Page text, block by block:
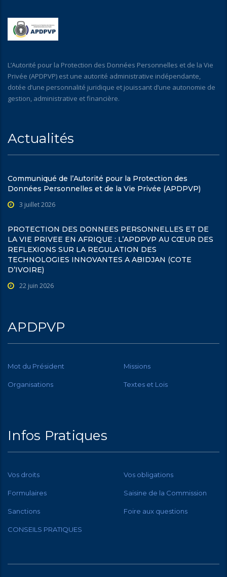
L’Autorité pour la Protection des Données Personnelles et de la Vie
Privée (APDPVP) est une autorité administrative indépendante,
dotée d’une personnalité juridique et jouissant d’une autonomie de
gestion, administrative et financière.
Actualités
Communiqué de l’Autorité pour la Protection des
Données Personnelles et de la Vie Privée (APDPVP)
3 juillet 2026
PROTECTION DES DONNEES PERSONNELLES ET DE
LA VIE PRIVEE EN AFRIQUE : L’APDPVP AU CŒUR DES
REFLEXIONS SUR LA REGULATION DES
TECHNOLOGIES INNOVANTES A ABIDJAN (COTE
D’IVOIRE)
22 juin 2026
APDPVP
Mot du Président Missions
Organisations Textes et Lois
Infos Pratiques
Vos droits Vos obligations
Formulaires Saisine de la Commission
Sanctions Foire aux questions
CONSEILS PRATIQUES